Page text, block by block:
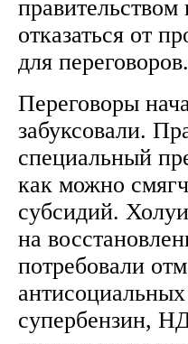
отказаться от
для переговоров.
Переговоры
забуксовали.
специальный
как можно
субсидий.
на
потребовали
супербензин,